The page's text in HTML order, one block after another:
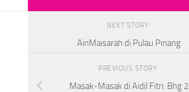
NEXT STORY
AinMaisarah di Pulau Pinang
PREVIOUS STORY
Masak-Masak di Aidil Fitri: Bhg 2